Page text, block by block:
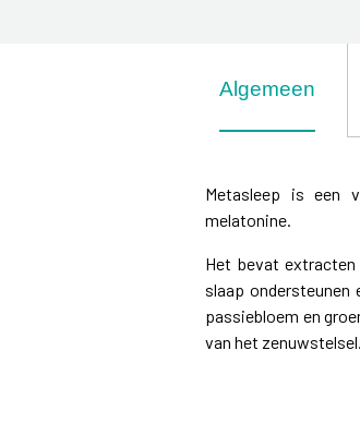
Algemeen
Metasleep is een
melatonine.
Het bevat
slaap
passiebloem en
van het zenuwstelsel.